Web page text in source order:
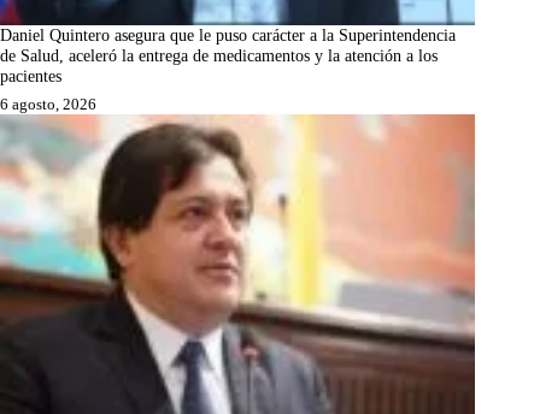
Daniel Quintero asegura que le puso carácter a la Superintendencia
de Salud, aceleró la entrega de medicamentos y la atención a los
pacientes
6 agosto, 2026